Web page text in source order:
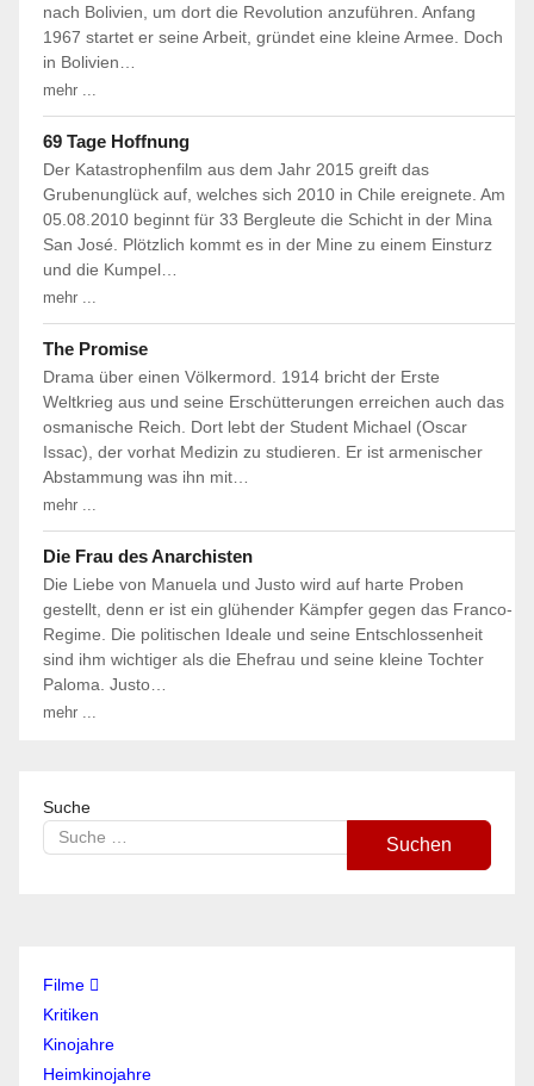
nach Bolivien, um dort die Revolution anzuführen. Anfang
1967 startet er seine Arbeit, gründet eine kleine Armee. Doch
in Bolivien…
mehr ...
69 Tage Hoffnung
Der Katastrophenfilm aus dem Jahr 2015 greift das
Grubenunglück auf, welches sich 2010 in Chile ereignete. Am
05.08.2010 beginnt für 33 Bergleute die Schicht in der Mina
San José. Plötzlich kommt es in der Mine zu einem Einsturz
und die Kumpel…
mehr ...
The Promise
Drama über einen Völkermord. 1914 bricht der Erste
Weltkrieg aus und seine Erschütterungen erreichen auch das
osmanische Reich. Dort lebt der Student Michael (Oscar
Issac), der vorhat Medizin zu studieren. Er ist armenischer
Abstammung was ihn mit…
mehr ...
Die Frau des Anarchisten
Die Liebe von Manuela und Justo wird auf harte Proben
gestellt, denn er ist ein glühender Kämpfer gegen das Franco-
Regime. Die politischen Ideale und seine Entschlossenheit
sind ihm wichtiger als die Ehefrau und seine kleine Tochter
Paloma. Justo…
mehr ...
Suche
Suchen
Filme
Kritiken
Kinojahre
Heimkinojahre